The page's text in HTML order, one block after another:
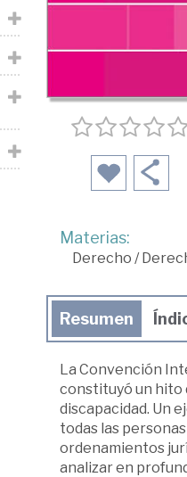
Materias:
Derecho /
Resumen
La Convención
constituyó un hito
discapacidad. Un
todas las
ordenamientos
analizar en